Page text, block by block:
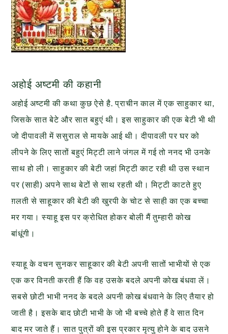
अहोई अष्टमी की कहानी
अहोई अष्टमी की कथा कुछ ऐसे है. प्राचीन काल में एक साहुकार था,
जिसके सात बेटे और सात बहुएं थी। इस साहुकार की एक बेटी भी थी
जो दीपावली में ससुराल से मायके आई थी। दीपावली पर घर को
लीपने के लिए सातों बहुएं मिट्टी लाने जंगल में गई तो ननद भी उनके
साथ हो ली। साहुकार की बेटी जहां मिट्टी काट रही थी उस स्थान
पर (साही) अपने साथ बेटों से साथ रहती थी। मिट्टी काटते हुए
ग़लती से साहूकार की बेटी की खुरपी के चोट से साही का एक बच्चा
मर गया। स्याहू इस पर क्रोधित होकर बोली मैं तुम्हारी कोख
बांधूंगी।
स्याहू के वचन सुनकर साहूकार की बेटी अपनी सातों भाभीयों से एक
एक कर विनती करती हैं कि वह उसके बदले अपनी कोख बंधवा लें।
सबसे छोटी भाभी ननद के बदले अपनी कोख बंधवाने के लिए तैयार हो
जाती है। इसके बाद छोटी भाभी के जो भी बच्चे होते हैं वे सात दिन
बाद मर जाते हैं। सात पुत्रों की इस प्रकार मृत्यु होने के बाद उसने